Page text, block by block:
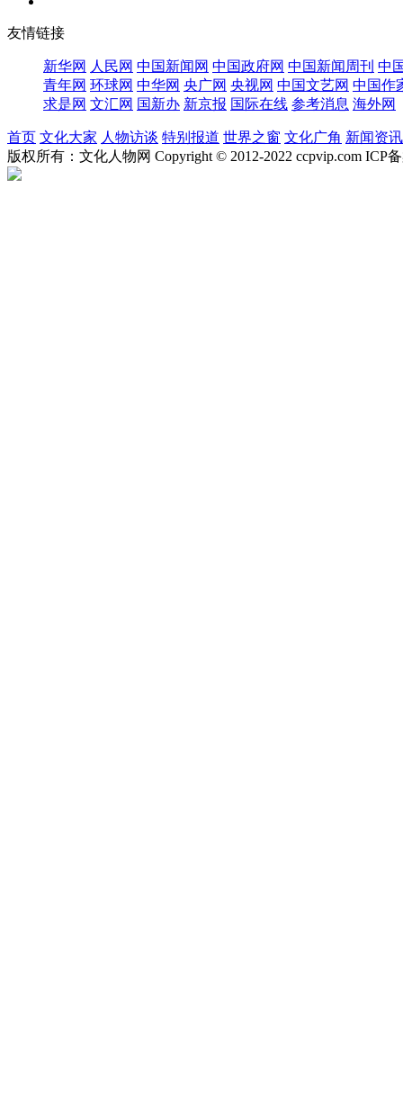
友情链接
新华网 人民网 中国新闻网 中国政府网 中国新闻周刊 中
青年网 环球网 中华网 央广网 央视网 中国文艺网 中国作
求是网 文汇网 国新办 新京报 国际在线 参考消息 海外网
首页 文化大家 人物访谈 特别报道 世界之窗 文化广角 新闻资讯
版权所有：文化人物网 Copyright © 2012-2022 ccpvip.com ICP